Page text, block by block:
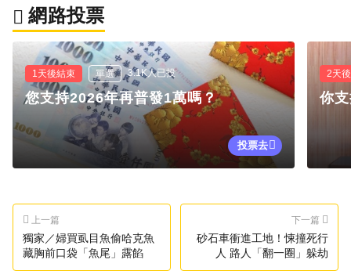
網路投票
1天後結束 單選 3.1K人已投
您支持2026年再普發1萬嗎？
投票去
2天
你
上一篇
獨家／婦買虱目魚偷哈克魚
藏胸前口袋「魚尾」露餡
下一篇
砂石車衝進工地！悚撞死行
人 路人「翻一圈」躲劫